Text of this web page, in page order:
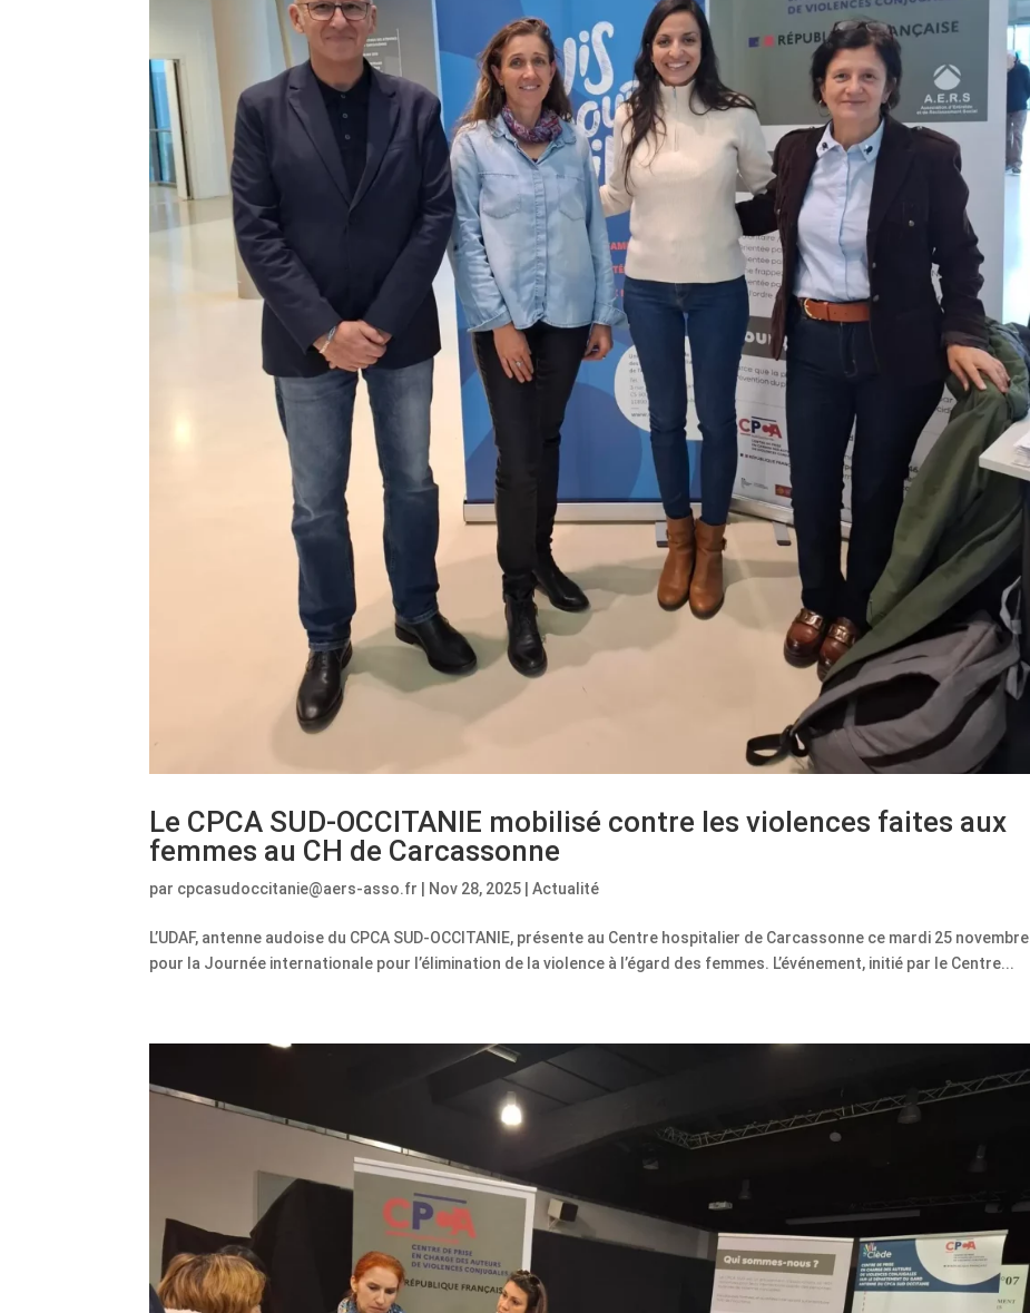
Le CPCA SUD-OCCITANIE mobilisé contre les violences faites aux
femmes au CH de Carcassonne
par cpcasudoccitanie@aers-asso.fr Nov 28, 2025 |Actualité
L’UDAF, antenne audoise du CPCA SUD-OCCITANIE, présente au Centre hospitalier de Carcassonne ce mardi 25 novembre
pour la Journée internationale pour l’élimination de la violence à l’égard des femmes. L’événement, initié par le Centre...